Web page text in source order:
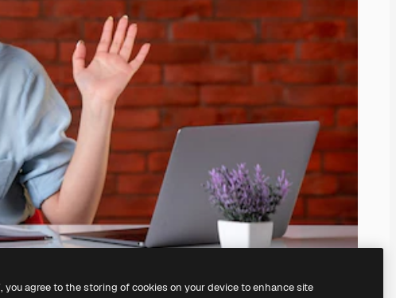
you agree to the storing of cookies on your device to enhance site